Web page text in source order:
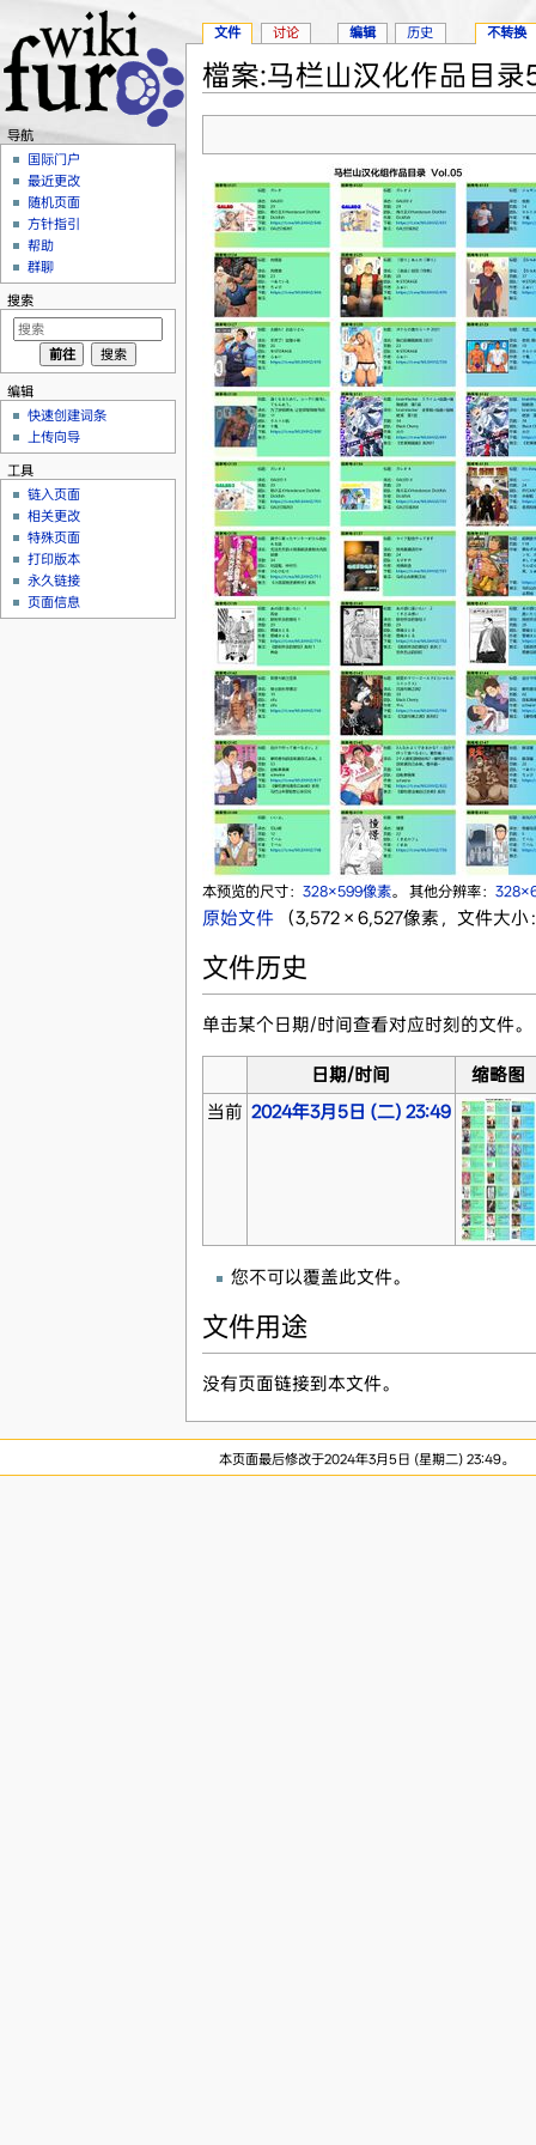
檔案:马栏山汉化作品目录
本预览的尺寸： 328×599像素。 其他分辨率：
原始文件‎ （3,572 × 6,527像素，文件大
文件历史
单击某个日期/时间查看对应时刻的文件。
日期/时间
缩略图
当前 2024年3月5日 (二) 23:49
您不可以覆盖此文件。
文件用途
没有页面链接到本文件。
文件 讨论 编辑 历史 不转换
导航
国际门户
最近更改
随机页面
方针指引
帮助
群聊
搜索
编辑
快速创建词条
上传向导
工具
链入页面
相关更改
特殊页面
打印版本
永久链接
页面信息
本页面最后修改于2024年3月5日 (星期二) 23:49。